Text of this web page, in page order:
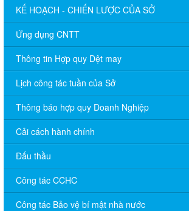
KẾ HOẠCH - CHIẾN LƯỢC CỦA SỞ
Ứng dụng CNTT
Thông tin Hợp quy Dệt may
Lịch công tác tuần của Sở
Thông báo hợp quy Doanh Nghiệp
Cải cách hành chính
Đấu thầu
Công tác CCHC
Công tác Bảo vệ bí mật nhà nước